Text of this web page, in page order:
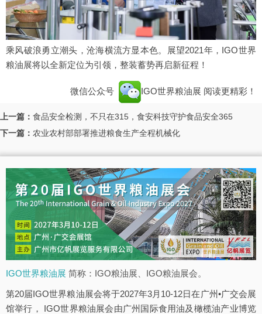
乘风破浪勇立潮头，沧海横流方显本色。展望2021年，IGO世界
粮油展将以全新定位为引领，整装蓄势再启新征程！
微信公众号 IGO世界粮油展 阅读更精彩！
上一篇： 食品安全检测，不只在315，食安科技守护食品安全365
下一篇： 农业农村部部署推进粮食生产全程机械化
IGO世界粮油展 简称：IGO粮油展、IGO粮油展会。
第20届IGO世界粮油展会将于2027年3月10-12日在广州•广交会展
馆举行， IGO世界粮油展会由广州国际食用油及橄榄油产业博览